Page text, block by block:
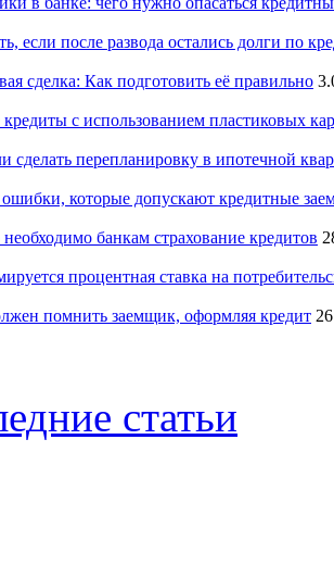
если после развода остались долги по
сделка: Как подготовить её правильно
с использованием пластиковых
сделать перепланировку в ипотечной
которые допускают кредитные
необходимо банкам страхование кредитов
процентная ставка на
помнить заемщик, оформляя кредит
статьи